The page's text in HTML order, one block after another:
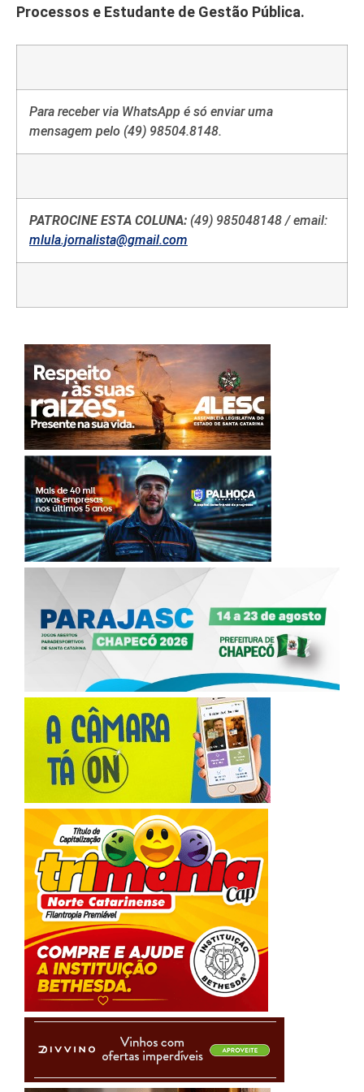
Processos e Estudante de Gestão Pública.
Para receber via WhatsApp é só enviar uma
mensagem pelo (49) 98504.8148.
PATROCINE ESTA COLUNA: (49) 985048148 / email:
mlula.jornalista@gmail.com